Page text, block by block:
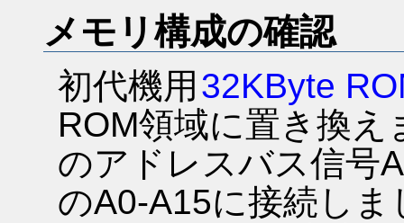
メモリ構成の確認
初代機用 32KByte
ROM領域に置き換
のアドレスバス信号
のA0-A15に接続し